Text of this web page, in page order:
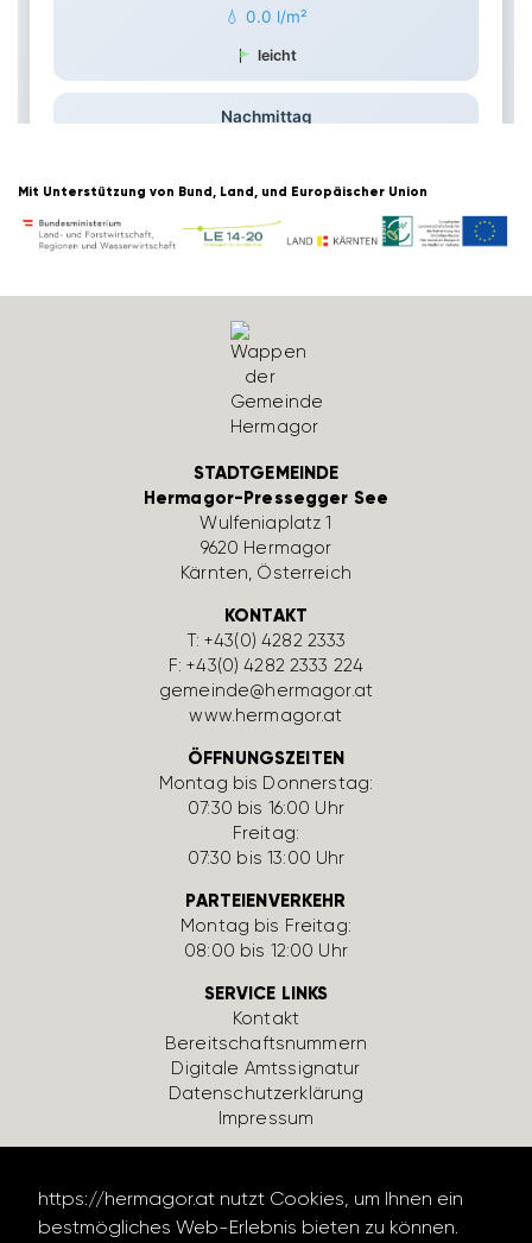
https://hermagor.at nutzt Cookies, um Ihnen ein
bestmögliches Web-Erlebnis bieten zu können.
Mit Unter­stüt­zung von Bund, Land, und Euro­päi­scher Union
STADTGEMEINDE
Hermagor-Pressegger See
Wulfe­nia­platz 1
9620 Hermagor
Kärnten, Öster­reich
KONTAKT
T:+43(0) 4282 2333
F: +43(0) 4282 2333 224
gemeinde@hermagor.at
www.hermagor.at
ÖFFNUNGSZEITEN
Montag bis Donnerstag:
07:30 bis 16:00 Uhr
Freitag:
07:30 bis 13:00 Uhr
PARTEIENVERKEHR
Montag bis Freitag:
08:00 bis 12:00 Uhr
SERVICE LINKS
Kontakt
Bereit­schafts­num­mern
Digi­tale Amts­si­gnatur
Daten­schutz­er­klä­rung
Impressum